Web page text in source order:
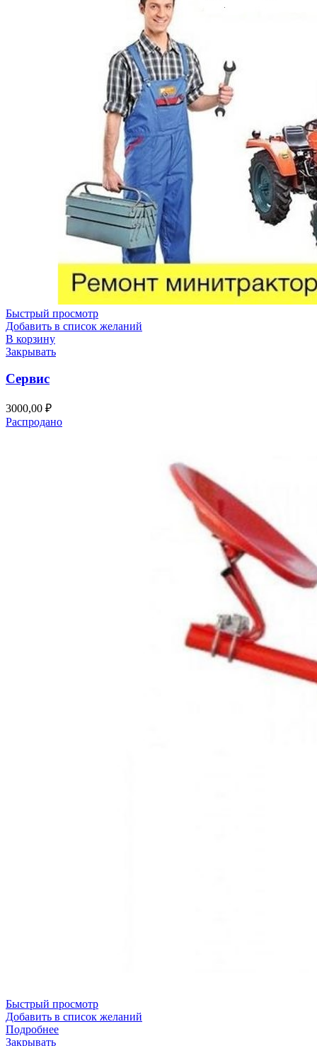
Быстрый просмотр
Добавить в список желаний
В корзину
Закрывать
Сервис
3000,00 ₽
Распродано
Быстрый просмотр
Добавить в список желаний
Подробнее
Закрывать